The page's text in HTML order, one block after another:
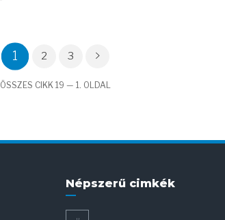
1 2 3
ÖSSZES CIKK 19 — 1. OLDAL
Népszerű cimkék